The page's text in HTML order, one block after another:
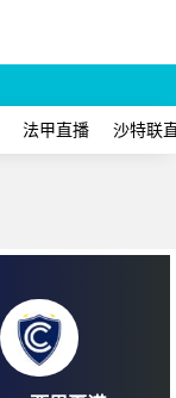
法甲直播 沙特联